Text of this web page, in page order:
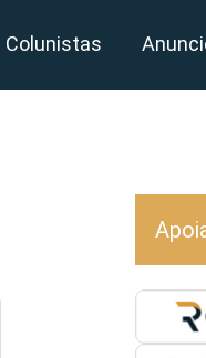
Colunistas